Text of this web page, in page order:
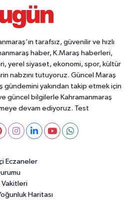
tarafsız, güvenilir ve hızlı
haber, K.Maraş haberleri,
yerel siyaset, ekonomi, spor, kültür
nabzını tutuyoruz. Güncel Maraş
gündemini yakından takip etmek için
güncel bilgilerle Kahramanmaraş
devam ediyoruz. Test
Eczaneler
Vakitleri
Haritası